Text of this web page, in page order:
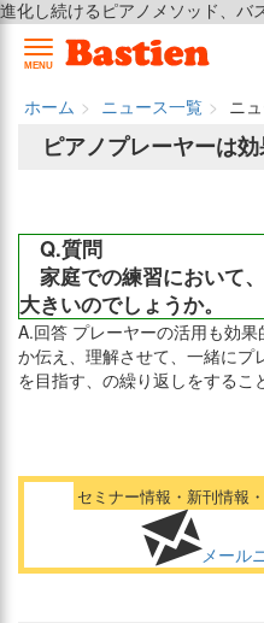
進化し続けるピアノメソッド、バ
MENU
ホーム ニュース一覧
ニ
ピアノプレーヤーは効
Q.質問
家庭での練習において
大きいのでしょうか。
A.回答 プレーヤーの活用も効
か伝え、理解させて、一緒にプ
を目指す、の繰り返しをするこ
セミナー情報・新刊情報
メール